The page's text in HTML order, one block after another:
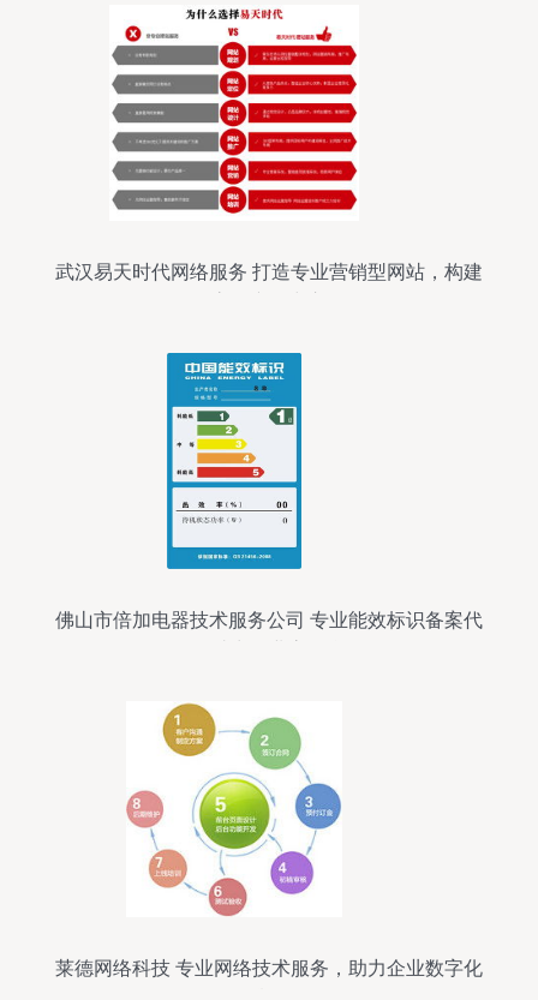
武汉易天时代网络服务 打造专业营销型网站，构建
佛山市倍加电器技术服务公司 专业能效标识备案代
莱德网络科技 专业网络技术服务，助力企业数字化